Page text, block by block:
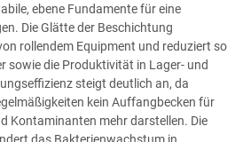
ebene Fundamente für eine
Die Glätte der Beschichtung
rollendem Equipment und reduziert so
sowie die Produktivität in Lager- und
steigt deutlich an, da
kein Auffangbecken für
Kontaminanten mehr darstellen. Die
das Bakterienwachstum in